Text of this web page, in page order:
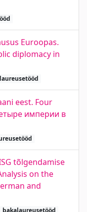
Euroopas.
diplomacy in
eest. Four
империи в
tõlgendamise
on the
and
bakalaureusetööd